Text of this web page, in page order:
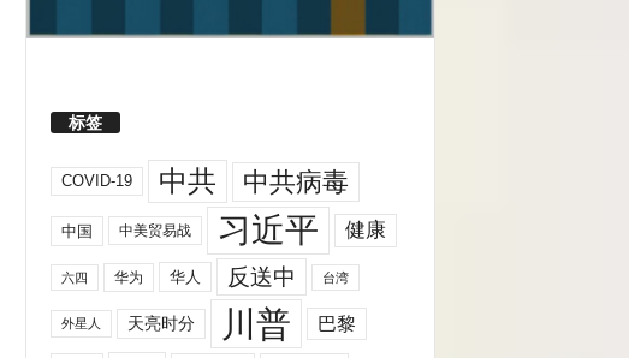
标签
COVID-19 中共 中共病毒
中国 中美贸易战 习近平 健康
六四 华为 华人 反送中 台湾
外星人 天亮时分 川普 巴黎